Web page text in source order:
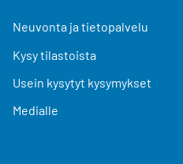
Neuvonta ja tietopalvelu
Kysy tilastoista
Usein kysytyt kysymykset
Medialle